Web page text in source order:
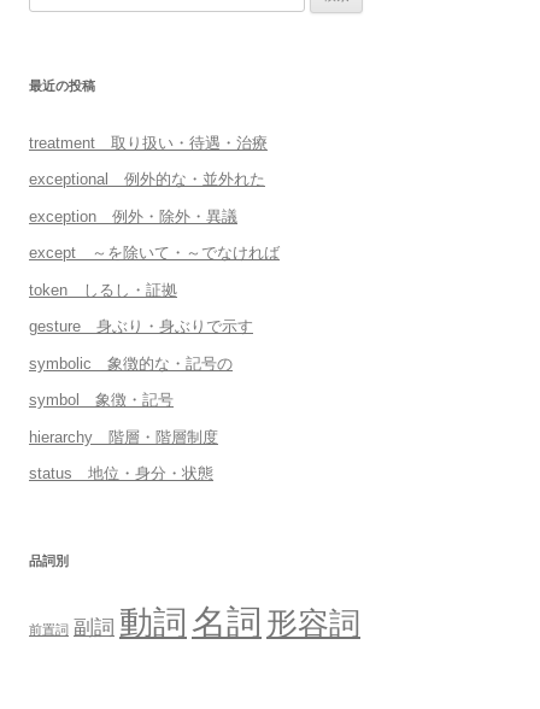
最近の投稿
treatment 取り扱い・待遇・治療
exceptional 例外的な・並外れた
exception 例外・除外・異議
except ～を除いて・～でなければ
token しるし・証拠
gesture 身ぶり・身ぶりで示す
symbolic 象徴的な・記号の
symbol 象徴・記号
hierarchy 階層・階層制度
status 地位・身分・状態
品詞別
前置詞 副詞 動詞 名詞 形容詞